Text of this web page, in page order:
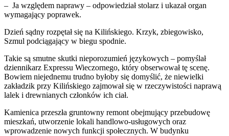
– Ja względem naprawy – odpowiedział stolarz i ukazał organ
wymagający poprawek.
Dzień sądny rozpętał się na Kilińskiego. Krzyk, zbiegowisko,
Szmul podciągający w biegu spodnie.
Takie są smutne skutki nieporozumień językowych – pomyślał
dziennikarz Expressu Wieczornego, który obserwował tę scenę.
Bowiem niejednemu trudno byłoby się domyślić, że niewielki
zakładzik przy Kilińskiego zajmował się w rzeczywistości naprawą
lalek i drewnianych członków ich ciał.
Kamienica przeszła gruntowny remont obejmujący przebudowę
mieszkań, utworzenie lokali handlowo-usługowych oraz
wprowadzenie nowych funkcji społecznych. W budynku